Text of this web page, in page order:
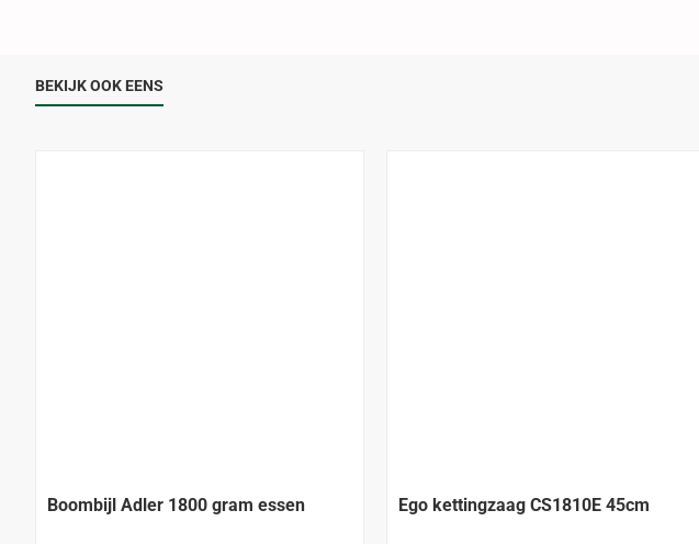
BEKIJK OOK EENS
Boombijl Adler 1800 gram essen Ego kettingzaag CS1810E 45cm